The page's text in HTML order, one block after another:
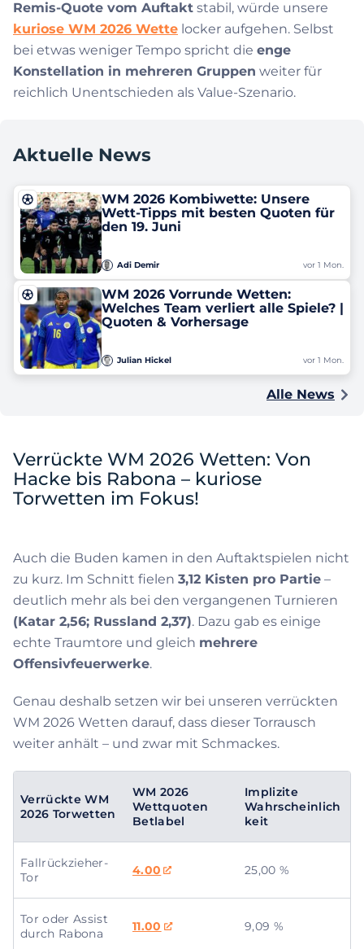
Remis-Quote vom Auftakt stabil, würde unsere
kuriose WM 2026 Wette locker aufgehen. Selbst
bei etwas weniger Tempo spricht die enge
Konstellation in mehreren Gruppen weiter für
reichlich Unentschieden als Value-Szenario.
Aktuelle News
WM 2026 Kombiwette: Unsere
Wett-Tipps mit besten Quoten für
den 19. Juni
Adi Demir vor 1 Mon.
WM 2026 Vorrunde Wetten:
Welches Team verliert alle Spiele? |
Quoten & Vorhersage
Julian Hickel vor 1 Mon.
Alle News
Verrückte WM 2026 Wetten: Von
Hacke bis Rabona – kuriose
Torwetten im Fokus!
Auch die Buden kamen in den Auftaktspielen nicht
zu kurz. Im Schnitt fielen 3,12 Kisten pro Partie –
deutlich mehr als bei den vergangenen Turnieren
(Katar 2,56; Russland 2,37). Dazu gab es einige
echte Traumtore und gleich mehrere
Offensivfeuerwerke.
Genau deshalb setzen wir bei unseren verrückten
WM 2026 Wetten darauf, dass dieser Torrausch
weiter anhält – und zwar mit Schmackes.
Verrückte WM
2026 Torwetten
WM 2026
Wettquoten
Betlabel
Implizite
Wahrscheinlich
keit
Fallrückzieher-
Tor
4.00 25,00 %
Tor oder Assist
durch Rabona
11.00 9,09 %